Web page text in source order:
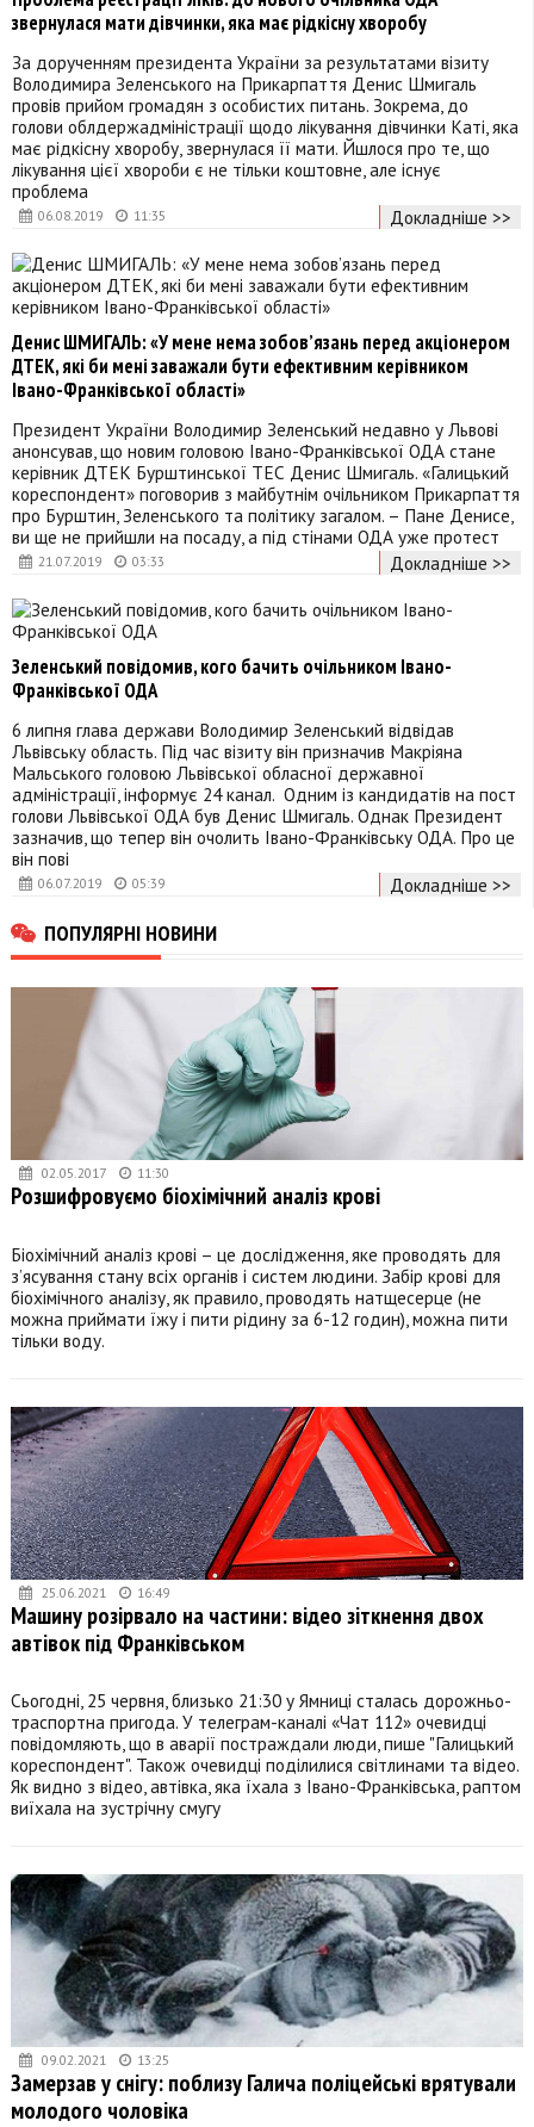
06.08.2019 11:35
звернулася мати дівчинки, яка має рідкісну хворобу
За дорученням президента України за результатами візиту
Володимира Зеленського на Прикарпаття Денис Шмигаль
провів прийом громадян з особистих питань. Зокрема, до
голови облдержадміністрації щодо лікування дівчинки Каті, яка
має рідкісну хворобу, звернулася її мати. Йшлося про те, що
лікування цієї хвороби є не тільки коштовне, але існує
проблема
Докладніше >>
21.07.2019 03:33
Денис ШМИГАЛЬ: «У мене нема зобов’язань перед акціонером
ДТЕК, які би мені заважали бути ефективним керівником
Івано-Франківської області»
Президент України Володимир Зеленський недавно у Львові
анонсував, що новим головою Івано-Франківської ОДА стане
керівник ДТЕК Бурштинської ТЕС Денис Шмигаль. «Галицький
кореспондент» поговорив з майбутнім очільником Прикарпаття
про Бурштин, Зеленського та політику загалом. – Пане Денисе,
ви ще не прийшли на посаду, а під стінами ОДА уже протест
Докладніше >>
06.07.2019 05:39
Зеленський повідомив, кого бачить очільником Івано-
Франківської ОДА
6 липня глава держави Володимир Зеленський відвідав
Львівську область. Під час візиту він призначив Макріяна
Мальського головою Львівської обласної державної
адміністрації, інформує 24 канал. Одним із кандидатів на пост
голови Львівської ОДА був Денис Шмигаль. Однак Президент
зазначив, що тепер він очолить Івано-Франківську ОДА. Про це
він пові
Докладніше >>
ПОПУЛЯРНІ НОВИНИ
02.05.2017 11:30
Розшифровуємо біохімічний аналіз крові
Біохімічний аналіз крові – це дослідження, яке проводять для
з’ясування стану всіх органів і систем людини. Забір крові для
біохімічного аналізу, як правило, проводять натщесерце (не
можна приймати їжу і пити рідину за 6-12 годин), можна пити
тільки воду.
25.06.2021 16:49
Машину розірвало на частини: відео зіткнення двох
автівок під Франківськом
Сьогодні, 25 червня, близько 21:30 у Ямниці сталась дорожньо-
траспортна пригода. У телеграм-каналі «Чат 112» очевидці
повідомляють, що в аварії постраждали люди, пише "Галицький
кореспондент". Також очевидці поділилися світлинами та відео.
Як видно з відео, автівка, яка їхала з Івано-Франківська, раптом
виїхала на зустрічну смугу
09.02.2021 13:25
Замерзав у снігу: поблизу Галича поліцейські врятували
молодого чоловіка